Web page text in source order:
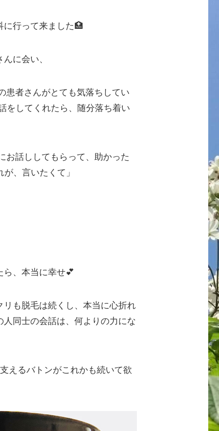
に行って来ました🏥
に会い、
患者さんがとても気落ちしてい
をしてくれたら、随分落ち着い
お話ししてもらって、助かった
、言いたくて」
、本当に幸せ💕
も脱毛は続くし、本当に心折れ
同士の会話は、何よりの力にな
えるバトンがこれかも続いて欲